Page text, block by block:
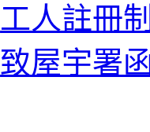
工人註冊
致屋宇署